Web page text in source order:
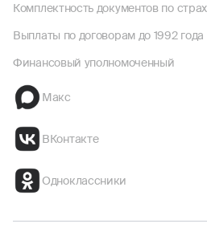
Комплектность документов по
Выплаты по договорам до 1992 года
Финансовый уполномоченный
Макс
ВКонтакте
Одноклассники